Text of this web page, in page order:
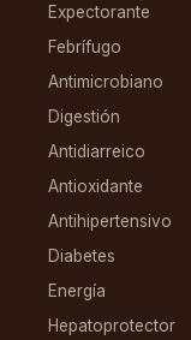
Expectorante
Febrífugo
Antimicrobiano
Digestión
Antidiarreico
Antioxidante
Antihipertensivo
Diabetes
Energía
Hepatoprotector